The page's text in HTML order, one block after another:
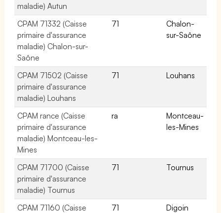
maladie) Autun
CPAM 71332 (Caisse
primaire d'assurance
maladie) Chalon-sur-
Saône
71
Chalon-
sur-Saône
CPAM 71502 (Caisse
primaire d'assurance
maladie) Louhans
71 Louhans
CPAM rance (Caisse
primaire d'assurance
maladie) Montceau-les-
Mines
ra
Montceau-
les-Mines
CPAM 71700 (Caisse
primaire d'assurance
maladie) Tournus
71 Tournus
CPAM 71160 (Caisse
71 Digoin